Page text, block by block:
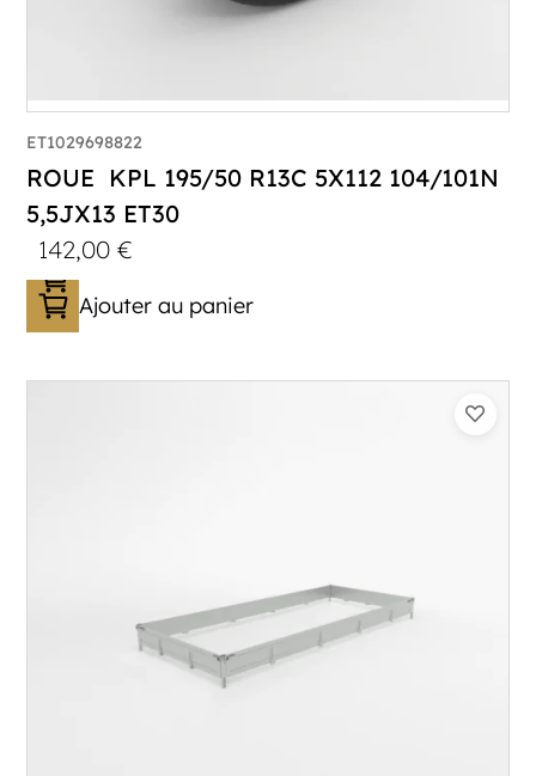
ET1029698822
ROUE KPL 195/50 R13C 5X112 104/101N
5,5JX13 ET30
142,00€
Ajouter au panier